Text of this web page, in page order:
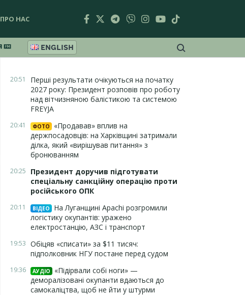
ПРО НАС
ENGLISH
20:51
Перші результати очікуються на початку
2027 року: Президент розповів про роботу
над вітчизняною балістикою та системою
FREYJA
20:41 ФОТО
«Продавав» вплив на
держпосадовців: на Харківщині затримали
ділка, який «вирішував питання» з
бронюванням
20:25
Президент доручив підготувати
спеціальну санкційну операцію проти
російського ОПК
20:11 ВІДЕО
На Луганщині Apachi розгромили
логістику окупантів: уражено
електростанцію, АЗС і транспорт
19:53 Обіцяв «списати» за $11 тисяч:
підполковник НГУ постане перед судом
19:36 АУДІО
«Підірвали собі ноги» —
деморалізовані окупанти вдаються до
самокаліцтва, щоб не йти у штурми